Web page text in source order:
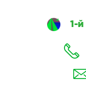
1-й